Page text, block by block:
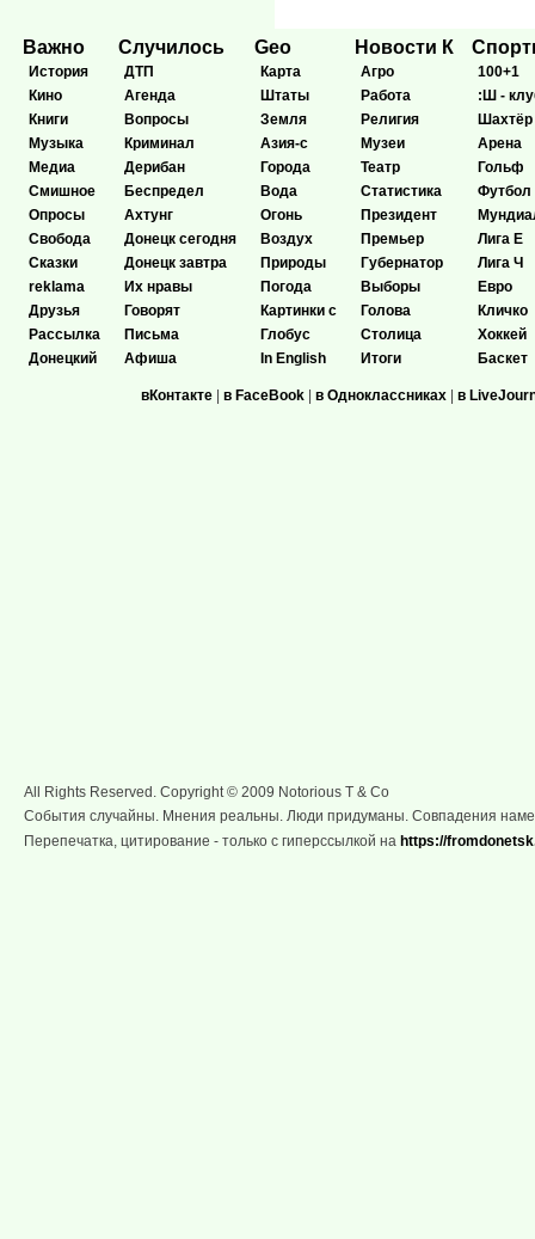
Важно
История
Кино
Книги
Музыка
Медиа
Смишное
Опросы
Свобода
Сказки
reklama
Друзья
Рассылка
Донецкий
Случилось
ДТП
Агенда
Вопросы
Криминал
Дерибан
Беспредел
Ахтунг
Донецк сегодня
Донецк завтра
Их нравы
Говорят
Письма
Афиша
Geo
Карта
Штаты
Земля
Азия-с
Города
Вода
Огонь
Воздух
Природы
Погода
Картинки с
Глобус
In English
Новости К
Агро
Работа
Религия
Музеи
Театр
Статистика
Президент
Премьер
Губернатор
Выборы
Голова
Столица
Итоги
100+1
:Ш -
Шахтёр
Арена
Гольф
Футбол
Лига Е
Лига Ч
Евро
Кличко
Хоккей
Баскет
вКонтакте | в FaceBook | в Одноклассниках | в
All Rights Reserved. Copyright © 2009 Notorious T & Co
События случайны. Мнения реальны. Люди придуманы. Совпадения
Перепечатка, цитирование - только с гиперссылкой на https://